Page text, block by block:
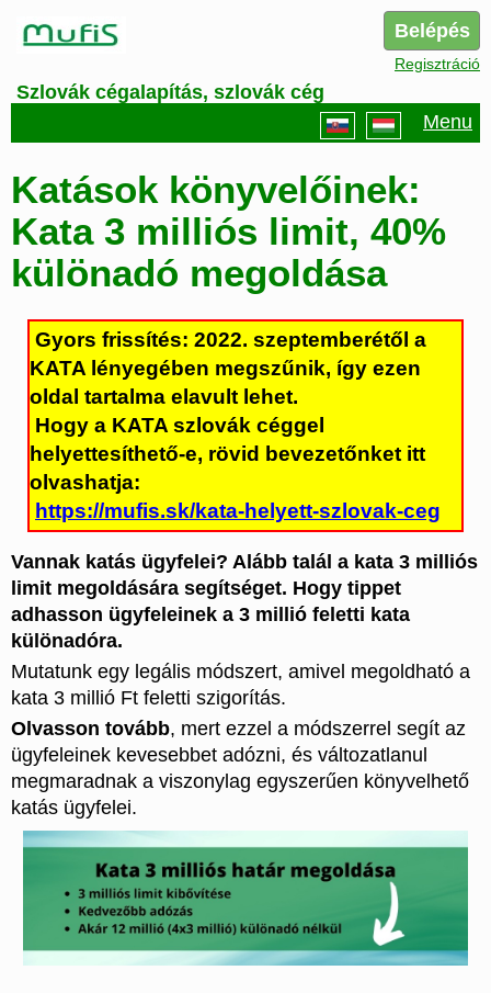
Belépés
Regisztráció
Szlovák cégalapítás, szlovák cég
Menu
Katások könyvelőinek:
Kata 3 milliós limit, 40%
különadó megoldása
Gyors frissítés: 2022. szeptemberétől a
KATA lényegében megszűnik, így ezen
oldal tartalma elavult lehet.
Hogy a KATA szlovák céggel
helyettesíthető-e, rövid bevezetőnket itt
olvashatja:
https://mufis.sk/kata-helyett-szlovak-ceg
Vannak katás ügyfelei? Alább talál a kata 3 milliós
limit megoldására segítséget. Hogy tippet
adhasson ügyfeleinek a 3 millió feletti kata
különadóra.
Mutatunk egy legális módszert, amivel megoldható a
kata 3 millió Ft feletti szigorítás.
Olvasson tovább, mert ezzel a módszerrel segít az
ügyfeleinek kevesebbet adózni, és változatlanul
megmaradnak a viszonylag egyszerűen könyvelhető
katás ügyfelei.